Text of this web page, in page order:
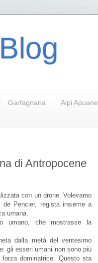
Garfagnana Alpi Apuane
di Antropocene
con un drone. Volevamo
de Pencier, regista insieme a
umana.
umano, che mostrasse la
dalla metà del ventesimo
gli esseri umani non sono più
dominatrice. Questo sta